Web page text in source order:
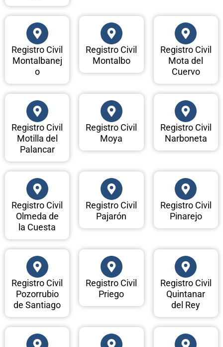
Registro Civil
Montalbanej
o
Registro Civil
Montalbo
Registro Civil
Mota del
Cuervo
Registro Civil
Motilla del
Palancar
Registro Civil
Moya
Registro Civil
Narboneta
Registro Civil
Olmeda de
la Cuesta
Registro Civil
Pajarón
Registro Civil
Pinarejo
Registro Civil
Pozorrubio
de Santiago
Registro Civil
Priego
Registro Civil
Quintanar
del Rey